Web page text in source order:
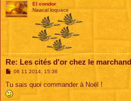
El condor
Naacal loquace
Re: Les cités d'or chez le
M
s
s
a
06 11 2014, 15:36
Tu sais quoi commander à Noël !